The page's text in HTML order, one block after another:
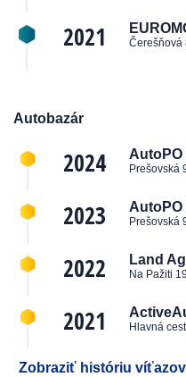
2021 Čerešňová
Autobazár
2024 AutoPO
Prešovská
2023 AutoPO
Prešovská
2022 Land
Na Pažiti
2021 Hlavná
Zobraziť históriu víťazov